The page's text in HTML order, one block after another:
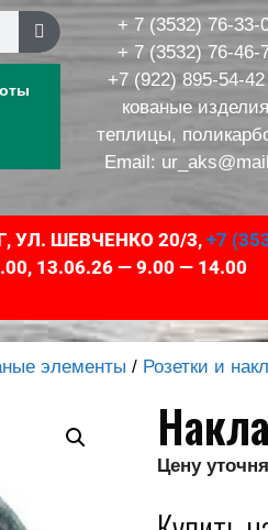
+ 7 (3532) 76-33-
+ 7 (3532) 76-46-
+7 (922) 895-54-42
кованые
теплицы,
Email:
ШЕВЧЕНКО 20/3, +7
13.06.26 — 9.00 — 14.00
элементы / Розетки и
Цену